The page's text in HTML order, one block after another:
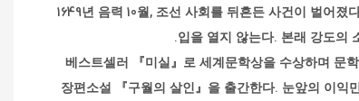
1649년 음력 10월, 조선 사회를 뒤흔든 사건이 벌어
입을 열지 않는다. 본래 강도의
베스트셀러 『미실』로 세계문학상을 수상하며 문
장편소설 『구월의 살인』을 출간한다. 눈앞의 이